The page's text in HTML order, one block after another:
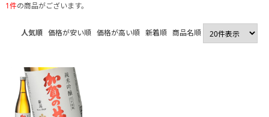
1件の商品がございます。
人気順 価格が安い順 価格が高い順 新着順 商品名順